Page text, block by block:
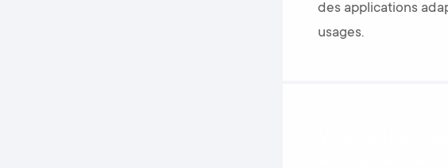
des applications
usages.